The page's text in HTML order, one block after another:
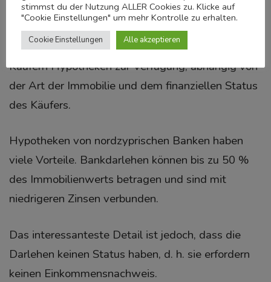
Seit 2018 stellt jedoch die Hälfte der Banken in
der Türkischen Republik Nordzypern ausländischen
Käufern Hypotheken zur Verfügung, abhängig von
der Art der Immobilie und dem finanziellen Status
des Käufers.
Hypotheken von nordzyprischen Banken haben
viele Vorteile. Bankdarlehen können bis zu 50 %
des Immobilienwerts betragen und sind mit
niedrigeren Zinsen verbunden.
Das interessanteste Detail ist jedoch, dass die
Darlehen keinen Status haben, d. h. sie erfordern
keinen Einkommensnachweis.
stimmst du der Nutzung ALLER Cookies zu. Klicke auf
"Cookie Einstellungen" um mehr Kontrolle zu erhalten.
Cookie Einstellungen Alle akzeptieren